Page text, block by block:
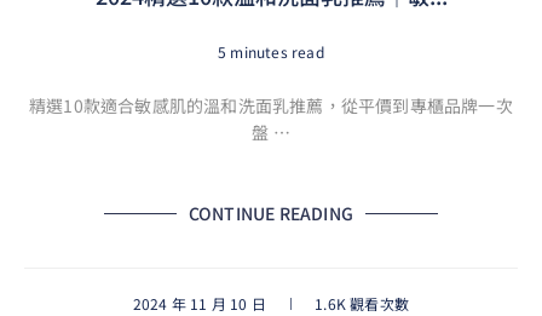
5 minutes read
精選10款適合敏感肌的溫和洗面乳推薦，從平價到專櫃品牌一次
盤 …
CONTINUE READING
2024 年 11 月 10 日 1.6K 觀看次數